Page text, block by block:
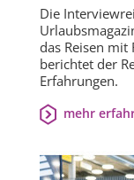
Die
das Reisen
berichtet der
Erfahrungen.
mehr